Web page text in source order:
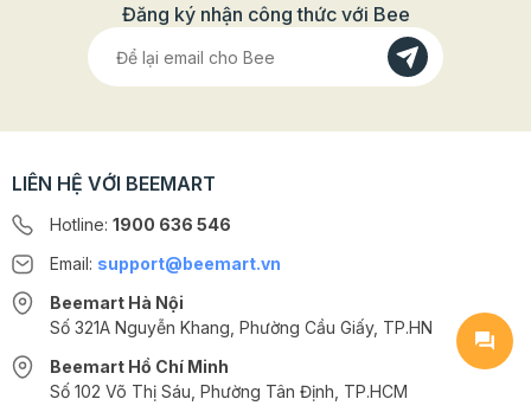
Đăng ký nhận công thức với Bee
LIÊN HỆ VỚI BEEMART
Hotline: 1900 636 546
Email: support@beemart.vn
Beemart Hà Nội
Số 321A Nguyễn Khang, Phường Cầu Giấy, TP.HN
Beemart Hồ Chí Minh
Số 102 Võ Thị Sáu, Phường Tân Định, TP.HCM